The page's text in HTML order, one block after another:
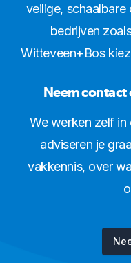
veilige,
bedrijven
Witteveen+Bos
Neem contact
We werken zelf
adviseren je
vakkennis, over